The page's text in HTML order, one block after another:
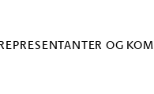
OG